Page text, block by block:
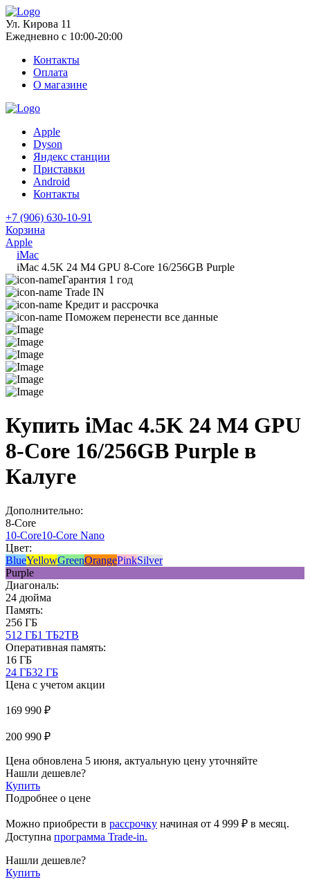
Ул. Кирова 11
Ежедневно с 10:00-20:00
Контакты
Оплата
О магазине
Apple
Dyson
Яндекс станции
Приставки
Android
Контакты
+7 (906) 630-10-91
Корзина
Apple
iMac
iMac 4.5K 24 M4 GPU 8-Core 16/256GB Purple
Гарантия 1 год
Trade IN
Кредит и рассрочка
Поможем перенести все данные
Купить iMac 4.5K 24 M4 GPU
8-Core 16/256GB Purple в
Калуге
Дополнительно:
8-Core
10-Core10-Core Nano
Цвет:
BlueYellowGreenOrangePinkSilver
Purple
Диагональ:
24 дюйма
Память:
256 ГБ
512 ГБ1 ТБ2TB
Оперативная память:
16 ГБ
24 ГБ32 ГБ
Цена с учетом акции
169 990 ₽
200 990 ₽
Цена обновлена 5 июня, актуальную цену уточняйте
Нашли дешевле?
Купить
Подробнее о цене
Можно приобрести в рассрочку начиная от 4 999 ₽ в месяц.
Доступна программа Trade-in.
Нашли дешевле?
Купить